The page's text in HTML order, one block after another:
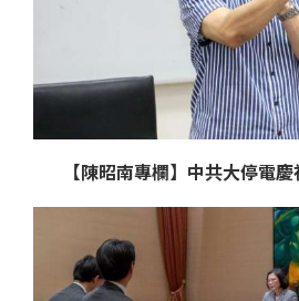
【陳昭南專欄】中共大停電